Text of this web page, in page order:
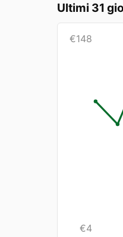
Ultimi 31
€148
€4